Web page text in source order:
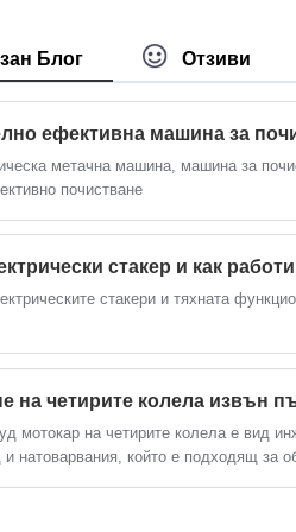
инсталиране и използване, докато
мотор осигурява ефективно
повдигане.
принципа на лоста за постигане на
тежко повдигане, сцепление, спускане
операции за калибриране
Блог Отзиви
ефективна машина за
метачна машина, машина за
почистване
стакер и как
стакери и тяхната
на четирите колела извън
мотокар на четирите колела е вид
натоварвания, който е подходящ за